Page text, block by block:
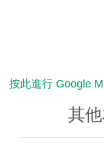
按此進行 Google
其